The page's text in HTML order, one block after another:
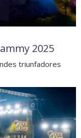
2025
triunfadores